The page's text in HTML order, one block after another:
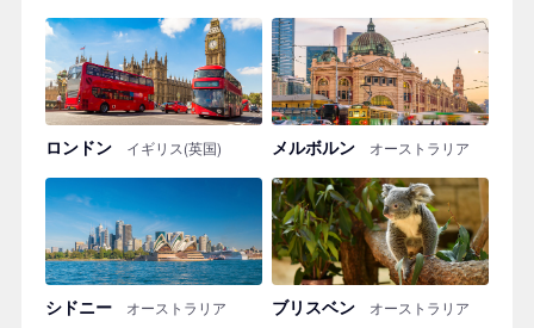
ロンドン イギリス(英国) メルボルン オーストラリア
シドニー オーストラリア ブリスベン オーストラリア